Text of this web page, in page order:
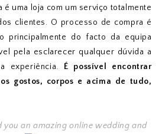
é uma loja com um serviço totalmente
clientes. O processo de compra é
principalmente do facto da equipa
pela esclarecer qualquer dúvida a
experiência.
É possível encontrar
gostos, corpos e acima de tudo,
you an amazing online wedding and